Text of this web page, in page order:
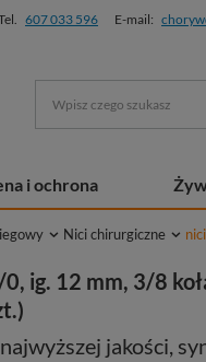
607 033 596 E-mail:
i ochrona
Nici chirurgiczne
0, ig. 12 mm, 3/8
jakości,